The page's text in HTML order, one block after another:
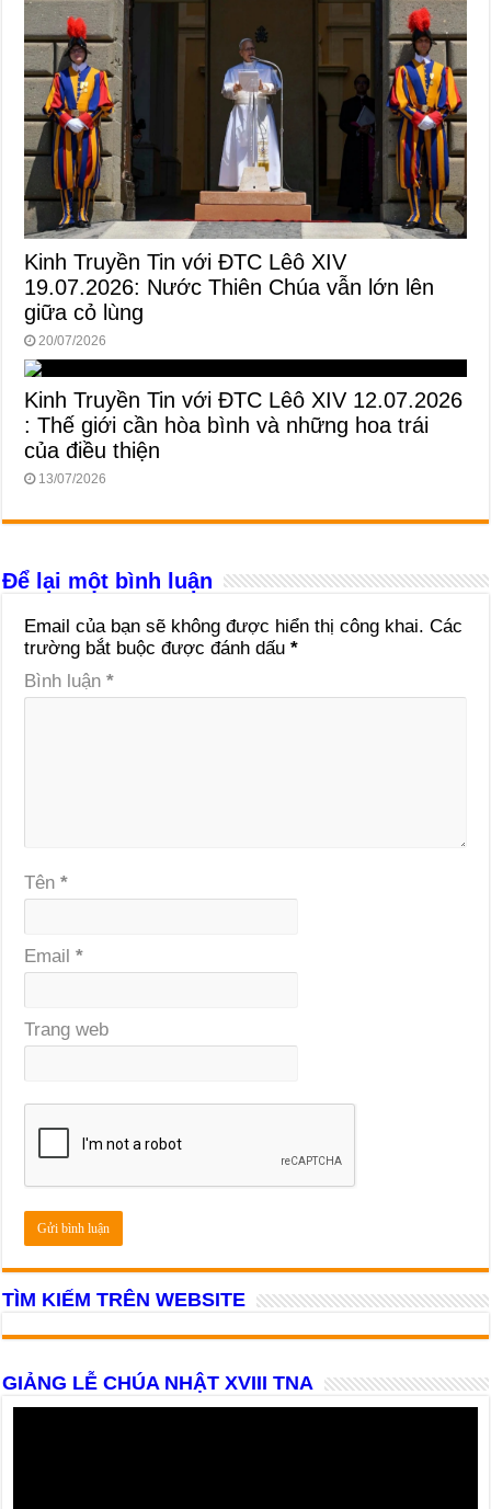
Kinh Truyền Tin với ĐTC Lêô XIV
19.07.2026: Nước Thiên Chúa vẫn lớn lên
giữa cỏ lùng
20/07/2026
Kinh Truyền Tin với ĐTC Lêô XIV 12.07.2026
: Thế giới cần hòa bình và những hoa trái
của điều thiện
13/07/2026
Để lại một bình luận
Email của bạn sẽ không được hiển thị công khai. Các
trường bắt buộc được đánh dấu*
Bình luận*
Tên*
Email*
Trang web
TÌM KIẾM TRÊN WEBSITE
GIẢNG LỄ CHÚA NHẬT XVIII TNA